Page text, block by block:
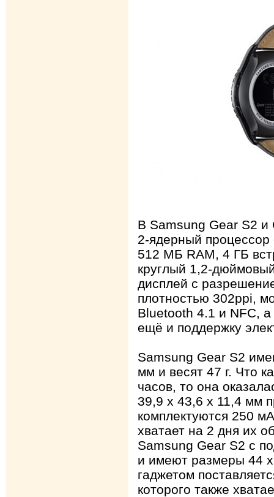
В Samsung Gear S2 и
2-ядерный процессор
512 МБ RAM, 4 ГБ
круглый 1,2-
дисплей с
плотностью 302ppi,
Bluetooth 4.1 и NFC, а
ещё и поддержку
Samsung Gear S2
мм и весят 47 г. Что
часов, то она
39,9 х 43,6 х 11,4 мм
комплектуются 250
хватает на 2 дня их
Samsung Gear S2 с
и имеют размеры 44
гаджетом
которого также